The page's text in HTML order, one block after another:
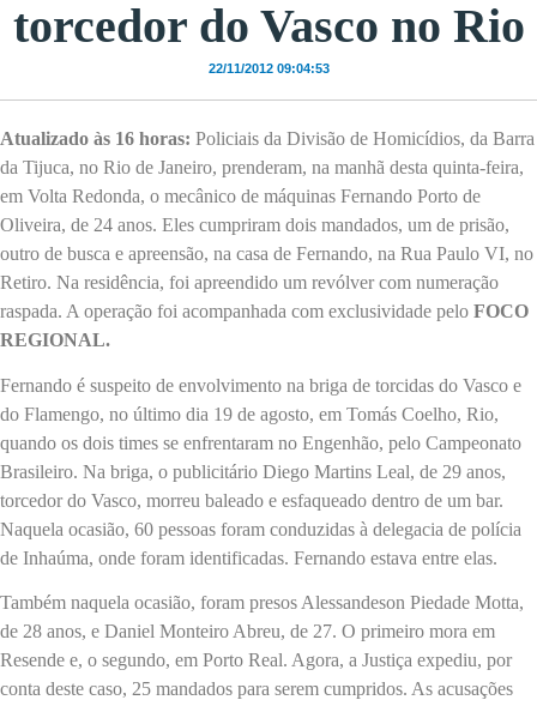
torcedor do Vasco no Rio
22/11/2012 09:04:53
Atualizado às 16 horas: Policiais da Divisão de Homicídios, da Barra
da Tijuca, no Rio de Janeiro, prenderam, na manhã desta quinta-feira,
em Volta Redonda, o mecânico de máquinas Fernando Porto de
Oliveira, de 24 anos. Eles cumpriram dois mandados, um de prisão,
outro de busca e apreensão, na casa de Fernando, na Rua Paulo VI, no
Retiro. Na residência, foi apreendido um revólver com numeração
raspada. A operação foi acompanhada com exclusividade pelo FOCO
REGIONAL.
Fernando é suspeito de envolvimento na briga de torcidas do Vasco e
do Flamengo, no último dia 19 de agosto, em Tomás Coelho, Rio,
quando os dois times se enfrentaram no Engenhão, pelo Campeonato
Brasileiro. Na briga, o publicitário Diego Martins Leal, de 29 anos,
torcedor do Vasco, morreu baleado e esfaqueado dentro de um bar.
Naquela ocasião, 60 pessoas foram conduzidas à delegacia de polícia
de Inhaúma, onde foram identificadas. Fernando estava entre elas.
Também naquela ocasião, foram presos Alessandeson Piedade Motta,
de 28 anos, e Daniel Monteiro Abreu, de 27. O primeiro mora em
Resende e, o segundo, em Porto Real. Agora, a Justiça expediu, por
conta deste caso, 25 mandados para serem cumpridos. As acusações